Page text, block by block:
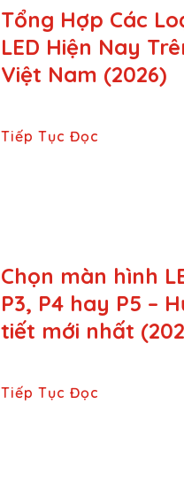
Tổng Hợp Các
LED Hiện Nay
Việt Nam (2026)
Tiếp Tục Đọc
Chọn màn hình
P3, P4 hay P5 –
tiết mới nhất
Tiếp Tục Đọc